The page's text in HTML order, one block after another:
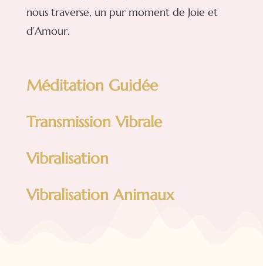
nous traverse, un pur moment de Joie et
d’Amour.
Méditation Guidée
Transmission Vibrale
Vibralisation
Vibralisation Animaux